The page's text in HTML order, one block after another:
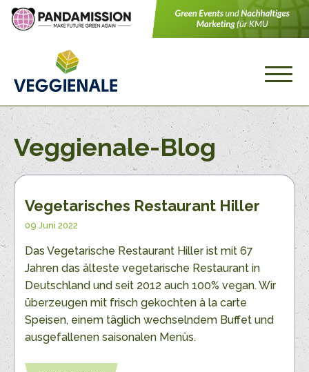
Veggienale-Blog
Vegetarisches Restaurant Hiller
09 Juni 2022
Das Vegetarische Restaurant Hiller ist mit 67
Jahren das älteste vegetarische Restaurant in
Deutschland und seit 2012 auch 100% vegan. Wir
überzeugen mit frisch gekochten à la carte
Speisen, einem täglich wechselndem Buffet und
ausgefallenen saisonalen Menüs.